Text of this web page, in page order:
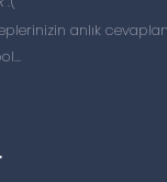
anlık